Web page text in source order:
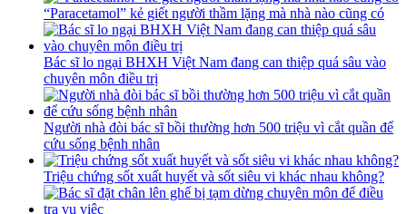
“Paracetamol” kẻ giết người thầm lặng mà nhà nào cũng có
Bác sĩ lo ngại BHXH Việt Nam đang can thiệp quá sâu vào
chuyên môn điều trị
Người nhà đòi bác sĩ bồi thường hơn 500 triệu vì cắt quần để
cứu sống bệnh nhân
Triệu chứng sốt xuất huyết và sốt siêu vi khác nhau không?